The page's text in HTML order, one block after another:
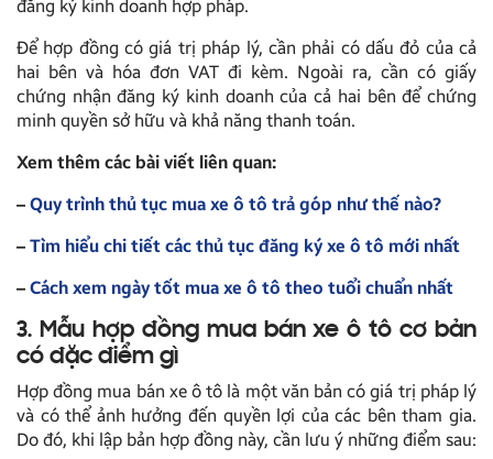
đăng ký kinh doanh hợp pháp.
Để hợp đồng có giá trị pháp lý, cần phải có dấu đỏ của cả
hai bên và hóa đơn VAT đi kèm. Ngoài ra, cần có giấy
chứng nhận đăng ký kinh doanh của cả hai bên để chứng
minh quyền sở hữu và khả năng thanh toán.
Xem thêm các bài viết liên quan:
– Quy trình thủ tục mua xe ô tô trả góp như thế nào?
– Tìm hiểu chi tiết các thủ tục đăng ký xe ô tô mới nhất
– Cách xem ngày tốt mua xe ô tô theo tuổi chuẩn nhất
3. Mẫu hợp đồng mua bán xe ô tô cơ bản
có đặc điểm gì
Hợp đồng mua bán xe ô tô là một văn bản có giá trị pháp lý
và có thể ảnh hưởng đến quyền lợi của các bên tham gia.
Do đó, khi lập bản hợp đồng này, cần lưu ý những điểm sau: